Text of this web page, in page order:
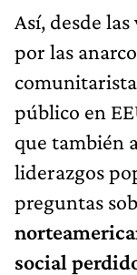
Así, desde
por las
público en
que también
liderazgos
preguntas
social